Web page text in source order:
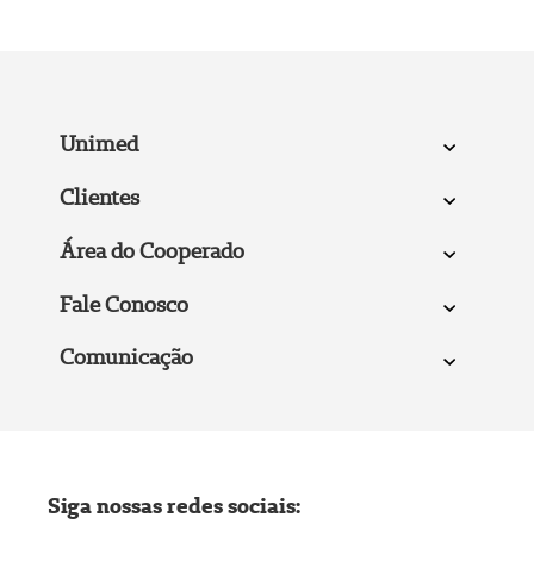
Unimed
Clientes
Área do Cooperado
Fale Conosco
Comunicação
Siga nossas redes sociais: